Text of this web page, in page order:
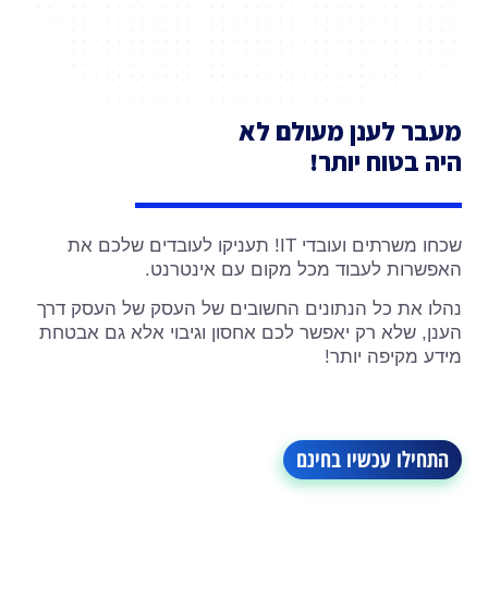
מעבר לענן מעולם לא
היה בטוח יותר!
שכחו משרתים ועובדי IT! תעניקו לעובדים שלכם את
האפשרות לעבוד מכל מקום עם אינטרנט.
נהלו את כל הנתונים החשובים של העסק של העסק דרך
הענן, שלא רק יאפשר לכם אחסון וגיבוי אלא גם אבטחת
מידע מקיפה יותר!
התחילו עכשיו בחינם